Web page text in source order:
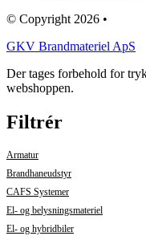
© Copyright 2026 •
GKV Brandmateriel ApS
Der tages forbehold for
webshoppen.
Filtrér
Armatur
Brandhaneudstyr
CAFS Systemer
El- og belysningsmateriel
El- og hybridbiler